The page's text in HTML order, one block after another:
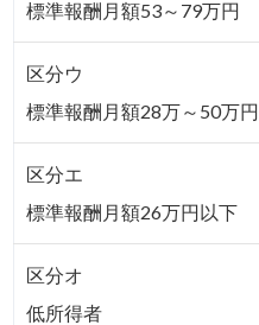
標準報酬月額53～79万円
区分ウ
標準報酬月額28万～50万円
区分エ
標準報酬月額26万円以下
区分オ
低所得者